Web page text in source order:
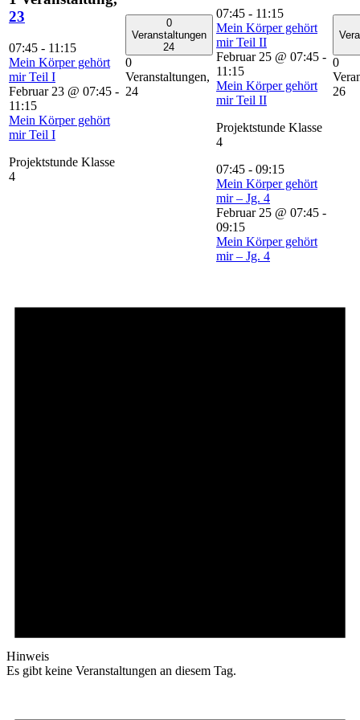
23
07:45 - 11:15
Mein Körper gehört
mir Teil I
Februar 23 @ 07:45 -
11:15
Mein Körper gehört
mir Teil I
Projektstunde Klasse
4
0
Veranstaltungen
24
0
Veranstaltungen,
24
07:45 - 11:15
Mein Körper gehört
mir Teil II
Februar 25 @ 07:45 -
11:15
Mein Körper gehört
mir Teil II
Projektstunde Klasse
4
07:45 - 09:15
Mein Körper gehört
mir – Jg. 4
Februar 25 @ 07:45 -
09:15
Mein Körper gehört
mir – Jg. 4
0
26
Hinweis
Es gibt keine Veranstaltungen an diesem Tag.